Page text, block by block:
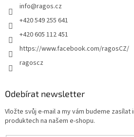
info@ragos.cz
+420 549 255 641
+420 605 112 451
https://www.facebook.com/ragosCZ/
ragoscz
Odebírat newsletter
Vložte svůj e-mail a my vám budeme zasílat
produktech na našem e-shopu.